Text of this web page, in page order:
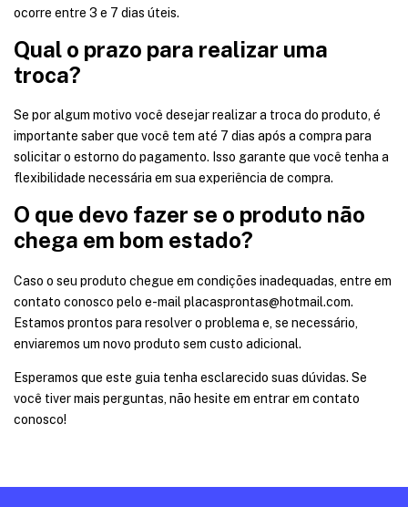
ocorre entre 3 e 7 dias úteis.
Qual o prazo para realizar uma
troca?
Se por algum motivo você desejar realizar a troca do produto, é
importante saber que você tem até 7 dias após a compra para
solicitar o estorno do pagamento. Isso garante que você tenha a
flexibilidade necessária em sua experiência de compra.
O que devo fazer se o produto não
chega em bom estado?
Caso o seu produto chegue em condições inadequadas, entre em
contato conosco pelo e-mailplacasprontas@hotmail.com.
Estamos prontos para resolver o problema e, se necessário,
enviaremos um novo produto sem custo adicional.
Esperamos que este guia tenha esclarecido suas dúvidas. Se
você tiver mais perguntas, não hesite em entrar em contato
conosco!